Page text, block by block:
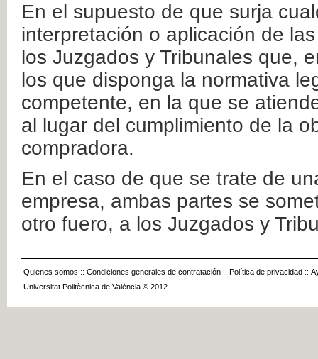
En el supuesto de que surja
interpretación o aplicación de
los Juzgados y Tribunales que,
los que disponga la normativa
competente, en la que se
al lugar del cumplimiento de la
compradora.
En el caso de que se trate de
empresa, ambas partes se
otro fuero, a los Juzgados y
Quienes somos :: Condiciones generales de contratación :: Política de privacidad ::
Universitat Politècnica de València © 2012